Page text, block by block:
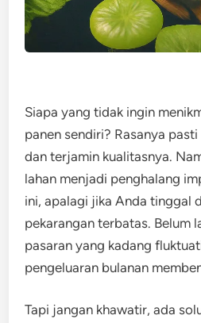
Siapa yang tidak ingin
panen sendiri? Rasanya
dan terjamin kualitasnya.
lahan menjadi penghalang
ini, apalagi jika Anda tinggal
pekarangan terbatas. Belum
pasaran yang kadang
pengeluaran bulanan
Tapi jangan khawatir, ada